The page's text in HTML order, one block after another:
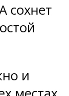
сохнет
и